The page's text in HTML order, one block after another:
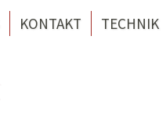
KONTAKT TECHNIK